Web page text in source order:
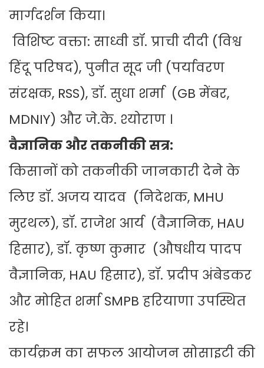
मार्गदर्शन किया।
विशिष्ट वक्ता: साध्वी डॉ. प्राची दीदी (विश्व
हिंदू परिषद), पुनीत सूद जी (पर्यावरण
संरक्षक, RSS), डॉ. सुधा शर्मा (GB मेंबर,
MDNIY) और जे.के. श्योराण ।
वैज्ञानिक और तकनीकी सत्र:
किसानों को तकनीकी जानकारी देने के
लिए डॉ. अजय यादव (निदेशक, MHU
मुरथल), डॉ. राजेश आर्य (वैज्ञानिक, HAU
हिसार), डॉ. कृष्ण कुमार (औषधीय पादप
वैज्ञानिक, HAU हिसार), डॉ. प्रदीप अंबेडकर
और मोहित शर्मा SMPB हरियाणा उपस्थित
रहे।
कार्यक्रम का सफल आयोजन सोसाइटी की